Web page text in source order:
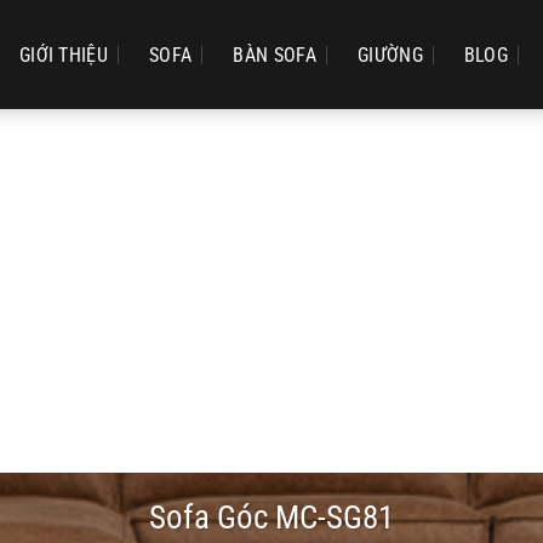
GIỚI THIỆU SOFA BÀN SOFA GIƯỜNG BLOG
Sofa Góc MC-SG81